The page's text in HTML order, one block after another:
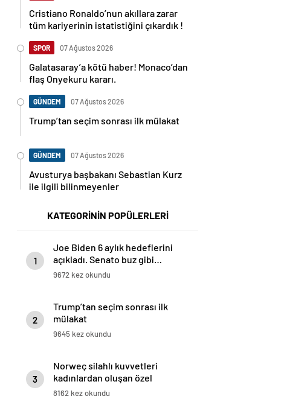
Cristiano Ronaldo’nun akıllara zarar
tüm kariyerinin istatistiğini çıkardık !
SPOR 07 Ağustos 2026
Galatasaray’a kötü haber! Monaco’dan
flaş Onyekuru kararı.
GÜNDEM 07 Ağustos 2026
Trump’tan seçim sonrası ilk mülakat
GÜNDEM 07 Ağustos 2026
Avusturya başbakanı Sebastian Kurz
ile ilgili bilinmeyenler
KATEGORİNİN POPÜLERLERİ
1
Joe Biden 6 aylık hedeflerini
açıkladı. Senato buz gibi…
9672 kez okundu
2
Trump’tan seçim sonrası ilk
mülakat
9645 kez okundu
3
Norweç silahlı kuvvetleri
kadınlardan oluşan özel
kuvvetler eğitimlerini başlattı.
8162 kez okundu